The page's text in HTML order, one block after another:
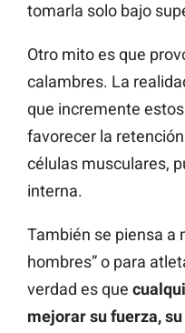
tomarla solo bajo
Otro mito es que
calambres. La
que incremente
favorecer la
células musculares,
interna.
También se piensa a
hombres” o para
verdad es que
mejorar su fuerza,